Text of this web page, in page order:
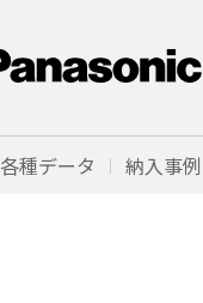
各種データ 納入事例